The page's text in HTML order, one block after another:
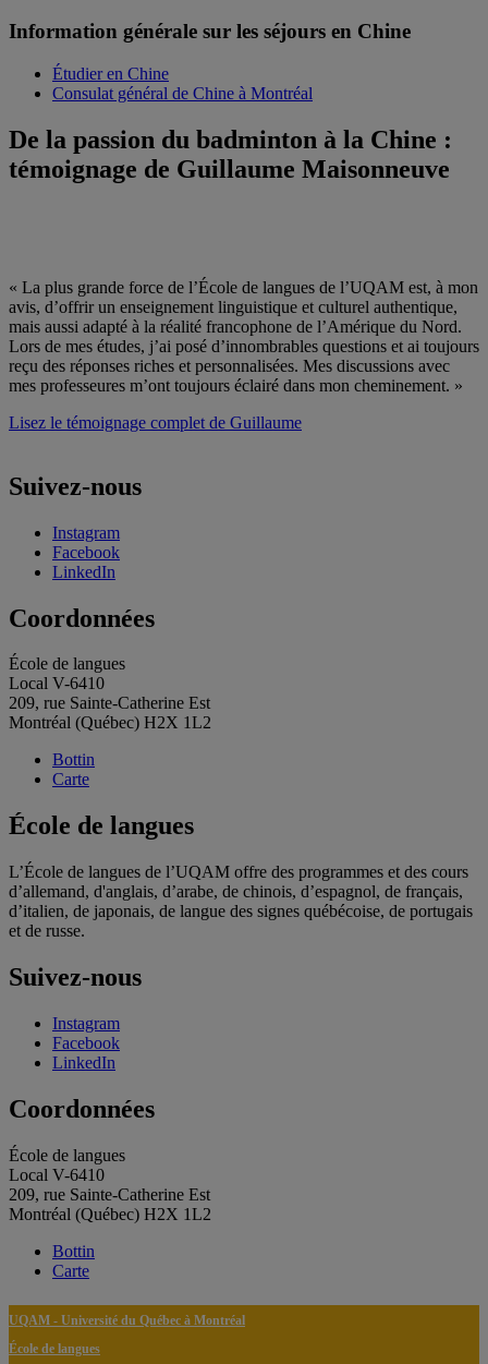
Information générale sur les séjours en Chine
Étudier en Chine
Consulat général de Chine à Montréal
De la passion du badminton à la Chine :
témoignage de Guillaume Maisonneuve
« La plus grande force de l’École de langues de l’UQAM est, à mon
avis, d’offrir un enseignement linguistique et culturel authentique,
mais aussi adapté à la réalité francophone de l’Amérique du Nord.
Lors de mes études, j’ai posé d’innombrables questions et ai toujours
reçu des réponses riches et personnalisées. Mes discussions avec
mes professeures m’ont toujours éclairé dans mon cheminement. »
Lisez le témoignage complet de Guillaume
Suivez-nous
Instagram
Facebook
LinkedIn
Coordonnées
École de langues
Local V-6410
209, rue Sainte-Catherine Est
Montréal (Québec) H2X 1L2
Bottin
Carte
École de langues
L’École de langues de l’UQAM offre des programmes et des cours
d’allemand, d'anglais, d’arabe, de chinois, d’espagnol, de français,
d’italien, de japonais, de langue des signes québécoise, de portugais
et de russe.
Suivez-nous
Instagram
Facebook
LinkedIn
Coordonnées
École de langues
Local V-6410
209, rue Sainte-Catherine Est
Montréal (Québec) H2X 1L2
Bottin
Carte
UQAM - Université du Québec à Montréal
École de langues